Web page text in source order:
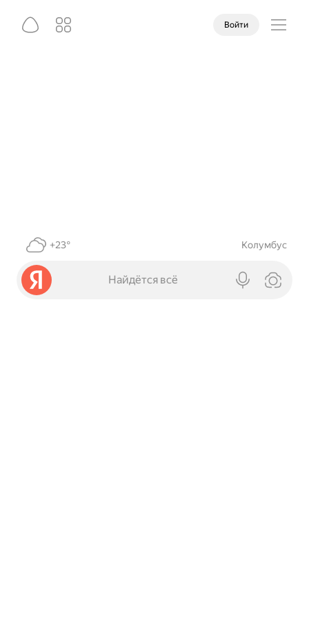
Войти
+23° Колумбус
Найдётся всё